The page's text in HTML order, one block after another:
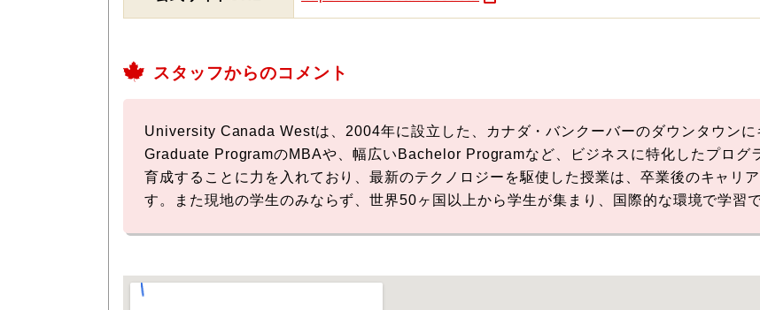
スタッフからのコメント
University Canada Westは、2004年に設立した、カナダ・バンクーバーのダウンタウンに
Graduate ProgramのMBAや、幅広いBachelor Programなど、ビジネスに特化したプログ
育成することに力を入れており、最新のテクノロジーを駆使した授業は、卒業後のキャリ
す。また現地の学生のみならず、世界50ヶ国以上から学生が集まり、国際的な環境で学習